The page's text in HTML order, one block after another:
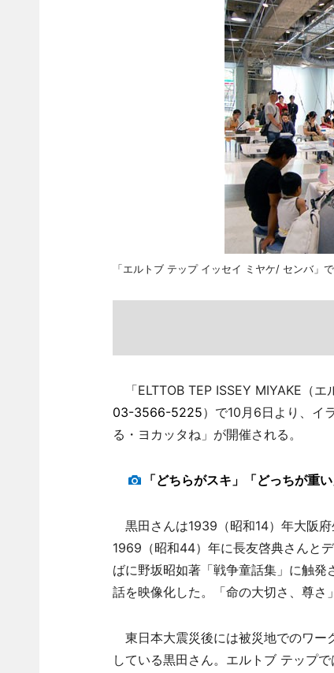
「エルトブ テップ イッセイ ミヤケ/ センバ」
「ELTTOB TEP ISSEY MIYAKE（
03-3566-5225）で10月6日より、イ
る・ヨカッタね」が開催される。
「どちらがスキ」「どっちが重い
黒田さんは1939（昭和14）年大阪
1969（昭和44）年に長友啓典さんと
ばに野坂昭如著「戦争童話集」に触
話を映像化した。「命の大切さ、尊さ
東日本大震災後には被災地でのワー
している黒田さん。エルトブ テップ